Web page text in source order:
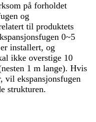
på forholdet
og
til produktets
0~5
installert, og
ikke overstige 10
1 m lange). Hvis
vil ekspansjonsfugen
strukturen.